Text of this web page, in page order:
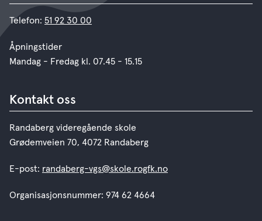
Telefon: 51 92 30 00
Åpningstider
Mandag - Fredag kl. 07.45 - 15.15
Kontakt oss
Randaberg videregående skole
Grødemveien 70, 4072 Randaberg
E-post: randaberg-vgs@skole.rogfk.no
Organisasjonsnummer: 974 62 4664